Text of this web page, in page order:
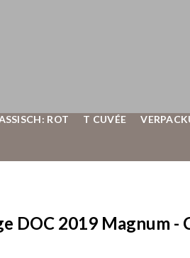
ROT T CUVÉE
DOC 2019 Magnum -